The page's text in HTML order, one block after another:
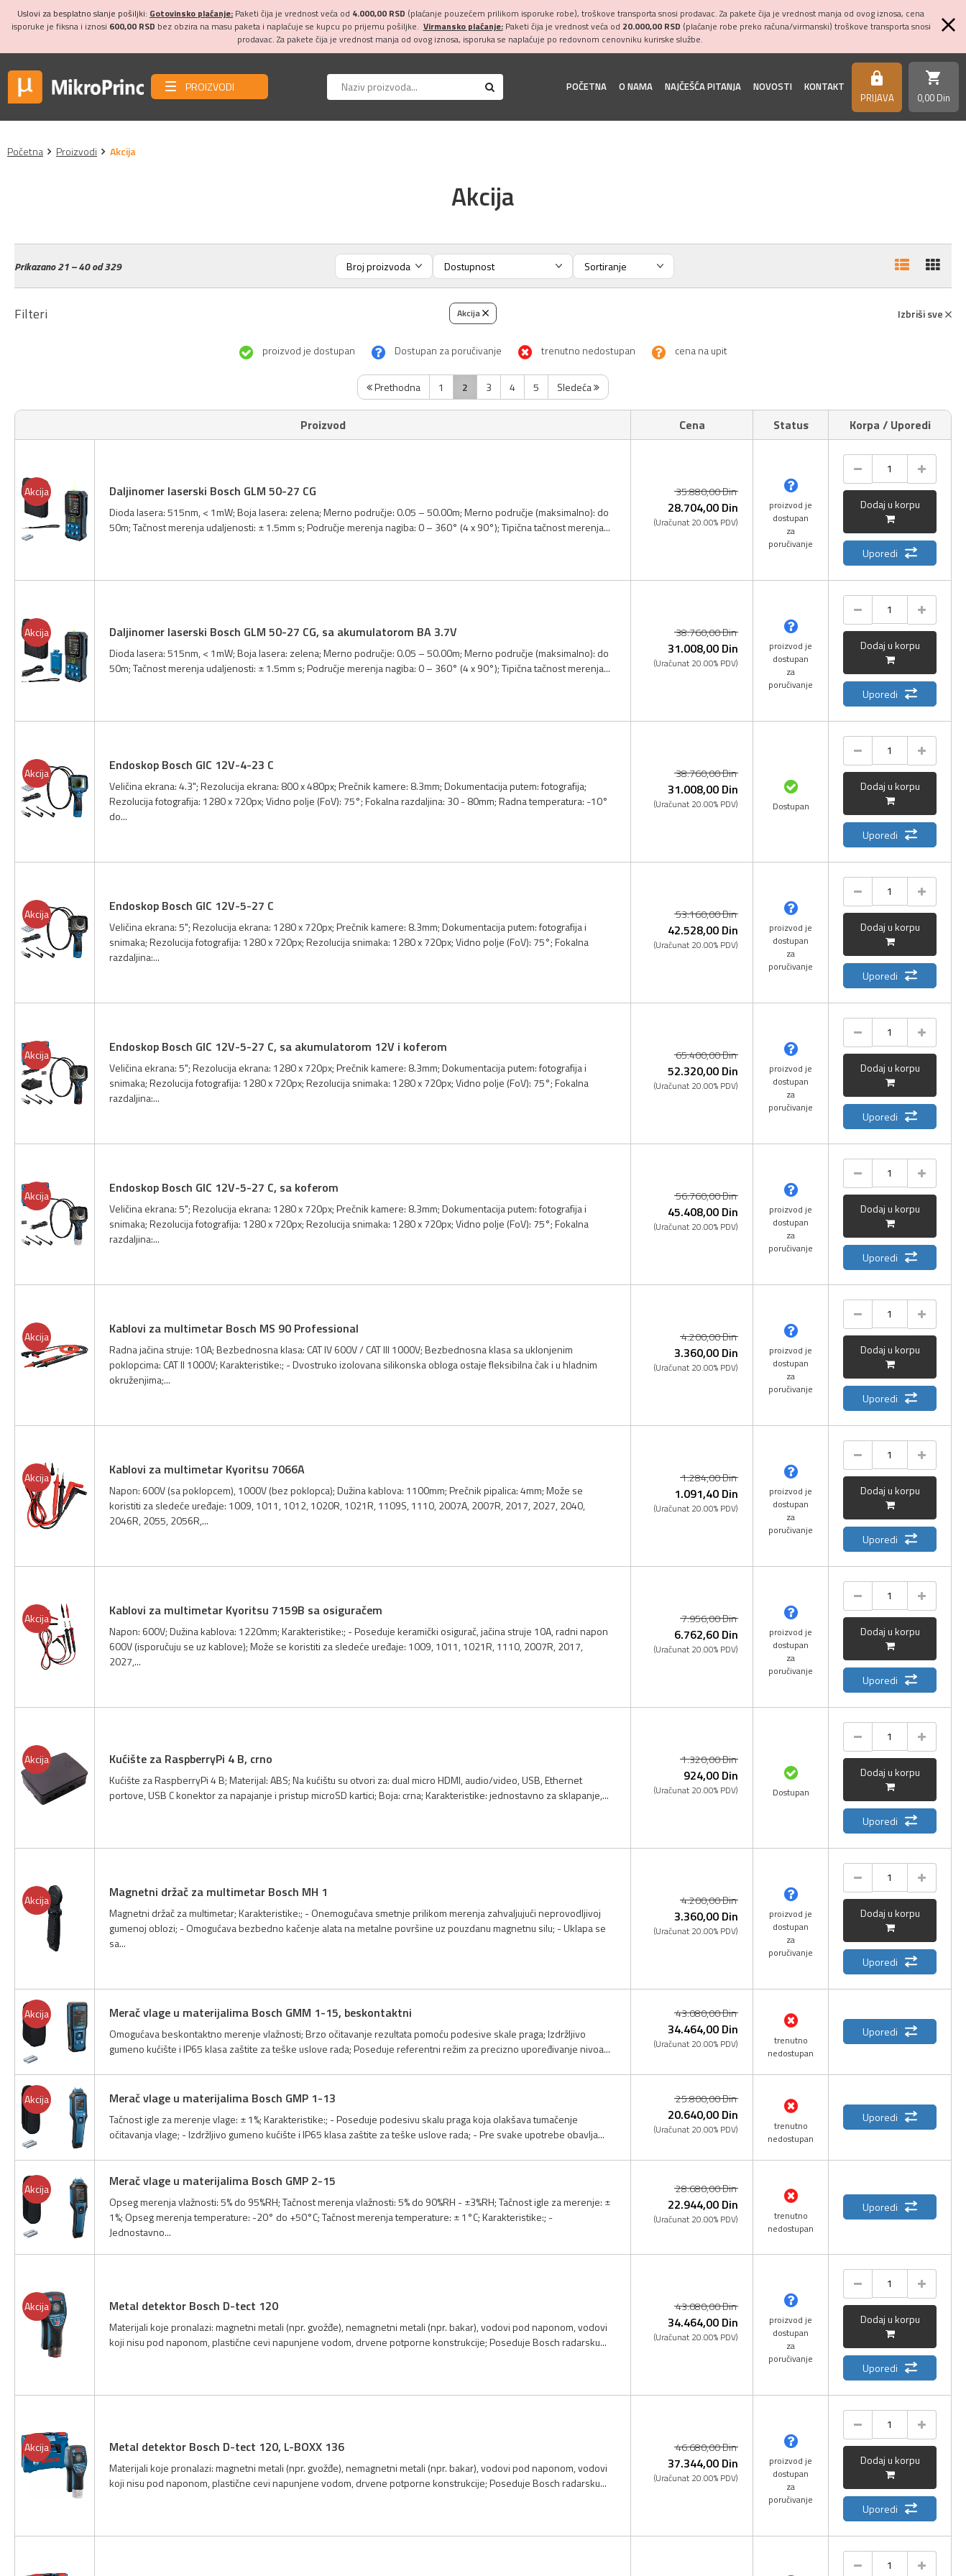
Uslovi za besplatno slanje pošiljki: Gotovinsko plaćanje: Paketi čija je vrednost veća od 4.000,00 RSD (plaćanje pouzećem prilikom isporuke robe), troškove transporta snosi prodavac. Za pakete čija je vrednost manja od ovog iznosa, cena
isporuke je fiksna i iznosi 600,00 RSD bez obzira na masu paketa i naplaćuje se kupcu po prijemu pošiljke. Virmansko plaćanje:Paketi čija je vrednost veća od 20.000,00 RSD (plaćanje robe preko računa/virmanski) troškove transporta snosi
prodavac. Za pakete čija je vrednost manja od ovog iznosa, isporuka se naplaćuje po redovnom cenovniku kurirske službe.
PROIZVODI POČETNA O NAMA NAJČEŠĆA PITANJA NOVOSTI KONTAKT https
PRIJAVA
shopping_cart
0,00 Din
Početna Proizvodi Akcija
Akcija
Prikazano21 – 40 od 329
Filteri Akcija Izbriši sve
proizvod je dostupan Dostupan za poručivanje trenutno nedostupan cena na upit
Prethodna 1 2 3 4 5 Sledeća
Proizvod Cena Status Korpa / Uporedi
Akcija Daljinomer laserski Bosch GLM 50-27 CG
Dioda lasera: 515nm, < 1mW; Boja lasera: zelena; Merno područje: 0.05 – 50.00m; Merno područje (maksimalno): do
50m; Tačnost merenja udaljenosti: ± 1.5mm s; Područje merenja nagiba: 0 – 360° (4 x 90°); Tipična tačnost merenja...
35.880,00Din
28.704,00 Din
(Uračunat 20.00% PDV)
proizvod je
dostupan
za
poručivanje
Dodaj u korpu
Uporedi
Akcija Daljinomer laserski Bosch GLM 50-27 CG, sa akumulatorom BA 3.7V
Dioda lasera: 515nm, < 1mW; Boja lasera: zelena; Merno područje: 0.05 – 50.00m; Merno područje (maksimalno): do
50m; Tačnost merenja udaljenosti: ± 1.5mm s; Područje merenja nagiba: 0 – 360° (4 x 90°); Tipična tačnost merenja...
38.760,00Din
31.008,00 Din
(Uračunat 20.00% PDV)
proizvod je
dostupan
za
poručivanje
Dodaj u korpu
Uporedi
Akcija Endoskop Bosch GIC 12V-4-23 C
Veličina ekrana: 4.3"; Rezolucija ekrana: 800 x 480px; Prečnik kamere: 8.3mm; Dokumentacija putem: fotografija;
Rezolucija fotografija: 1280 x 720px; Vidno polje (FoV): 75°; Fokalna razdaljina: 30 - 80mm; Radna temperatura: -10°
do...
38.760,00Din
31.008,00 Din
(Uračunat 20.00% PDV) Dostupan
Dodaj u korpu
Uporedi
Akcija Endoskop Bosch GIC 12V-5-27 C
Veličina ekrana: 5"; Rezolucija ekrana: 1280 x 720px; Prečnik kamere: 8.3mm; Dokumentacija putem: fotografija i
snimaka; Rezolucija fotografija: 1280 x 720px; Rezolucija snimaka: 1280 x 720px; Vidno polje (FoV): 75°; Fokalna
razdaljina:...
53.160,00Din
42.528,00 Din
(Uračunat 20.00% PDV)
proizvod je
dostupan
za
poručivanje
Dodaj u korpu
Uporedi
Akcija Endoskop Bosch GIC 12V-5-27 C, sa akumulatorom 12V i koferom
Veličina ekrana: 5"; Rezolucija ekrana: 1280 x 720px; Prečnik kamere: 8.3mm; Dokumentacija putem: fotografija i
snimaka; Rezolucija fotografija: 1280 x 720px; Rezolucija snimaka: 1280 x 720px; Vidno polje (FoV): 75°; Fokalna
razdaljina:...
65.400,00Din
52.320,00 Din
(Uračunat 20.00% PDV)
proizvod je
dostupan
za
poručivanje
Dodaj u korpu
Uporedi
Akcija Endoskop Bosch GIC 12V-5-27 C, sa koferom
Veličina ekrana: 5"; Rezolucija ekrana: 1280 x 720px; Prečnik kamere: 8.3mm; Dokumentacija putem: fotografija i
snimaka; Rezolucija fotografija: 1280 x 720px; Rezolucija snimaka: 1280 x 720px; Vidno polje (FoV): 75°; Fokalna
razdaljina:...
56.760,00Din
45.408,00 Din
(Uračunat 20.00% PDV)
proizvod je
dostupan
za
poručivanje
Dodaj u korpu
Uporedi
Akcija Kablovi za multimetar Bosch MS 90 Professional
Radna jačina struje: 10A; Bezbednosna klasa: CAT IV 600V / CAT III 1000V; Bezbednosna klasa sa uklonjenim
poklopcima: CAT II 1000V; Karakteristike:; - Dvostruko izolovana silikonska obloga ostaje fleksibilna čak i u hladnim
okruženjima;...
4.200,00Din
3.360,00 Din
(Uračunat 20.00% PDV)
proizvod je
dostupan
za
poručivanje
Dodaj u korpu
Uporedi
Akcija Kablovi za multimetar Kyoritsu 7066A
Napon: 600V (sa poklopcem), 1000V (bez poklopca); Dužina kablova: 1100mm; Prečnik pipalica: 4mm; Može se
koristiti za sledeće uređaje: 1009, 1011, 1012, 1020R, 1021R, 1109S, 1110, 2007A, 2007R, 2017, 2027, 2040,
2046R, 2055, 2056R,...
1.284,00Din
1.091,40 Din
(Uračunat 20.00% PDV)
proizvod je
dostupan
za
poručivanje
Dodaj u korpu
Uporedi
Akcija Kablovi za multimetar Kyoritsu 7159B sa osiguračem
Napon: 600V; Dužina kablova: 1220mm; Karakteristike:; - Poseduje keramički osigurač, jačina struje 10A, radni napon
600V (isporučuju se uz kablove); Može se koristiti za sledeće uređaje: 1009, 1011, 1021R, 1110, 2007R, 2017,
2027,...
7.956,00Din
6.762,60 Din
(Uračunat 20.00% PDV)
proizvod je
dostupan
za
poručivanje
Dodaj u korpu
Uporedi
Akcija Kućište za RaspberryPi 4 B, crno
Kućište za RaspberryPi 4 B; Materijal: ABS; Na kućištu su otvori za: dual micro HDMI, audio/video, USB, Ethernet
portove, USB C konektor za napajanje i pristup microSD kartici; Boja: crna; Karakteristike: jednostavno za sklapanje,...
1.320,00Din
924,00 Din
(Uračunat 20.00% PDV) Dostupan
Dodaj u korpu
Uporedi
Akcija Magnetni držač za multimetar Bosch MH 1
Magnetni držač za multimetar; Karakteristike:; - Onemogućava smetnje prilikom merenja zahvaljujući neprovodljivoj
gumenoj oblozi; - Omogućava bezbedno kačenje alata na metalne površine uz pouzdanu magnetnu silu; - Uklapa se
sa...
4.200,00Din
3.360,00 Din
(Uračunat 20.00% PDV)
proizvod je
dostupan
za
poručivanje
Dodaj u korpu
Uporedi
Akcija Merač vlage u materijalima Bosch GMM 1-15, beskontaktni
Omogućava beskontaktno merenje vlažnosti; Brzo očitavanje rezultata pomoću podesive skale praga; Izdržljivo
gumeno kućište i IP65 klasa zaštite za teške uslove rada; Poseduje referentni režim za precizno upoređivanje nivoa...
43.080,00Din
34.464,00 Din
(Uračunat 20.00% PDV)
trenutno
nedostupan
Uporedi
Akcija Merač vlage u materijalima Bosch GMP 1-13
Tačnost igle za merenje vlage: ± 1%; Karakteristike:; - Poseduje podesivu skalu praga koja olakšava tumačenje
očitavanja vlage; - Izdržljivo gumeno kućište i IP65 klasa zaštite za teške uslove rada; - Pre svake upotrebe obavlja...
25.800,00Din
20.640,00 Din
(Uračunat 20.00% PDV)
trenutno
nedostupan
Uporedi
Akcija Merač vlage u materijalima Bosch GMP 2-15
Opseg merenja vlažnosti: 5% do 95%RH; Tačnost merenja vlažnosti: 5% do 90%RH - ±3%RH; Tačnost igle za merenje: ±
1%; Opseg merenja temperature: -20° do +50°C; Tačnost merenja temperature: ± 1°C; Karakteristike:; -
Jednostavno...
28.680,00Din
22.944,00 Din
(Uračunat 20.00% PDV)
trenutno
nedostupan
Uporedi
Akcija Metal detektor Bosch D-tect 120
Materijali koje pronalazi: magnetni metali (npr. gvožđe), nemagnetni metali (npr. bakar), vodovi pod naponom, vodovi
koji nisu pod naponom, plastične cevi napunjene vodom, drvene potporne konstrukcije; Poseduje Bosch radarsku...
43.080,00Din
34.464,00 Din
(Uračunat 20.00% PDV)
proizvod je
dostupan
za
poručivanje
Dodaj u korpu
Uporedi
Akcija Metal detektor Bosch D-tect 120, L-BOXX 136
Materijali koje pronalazi: magnetni metali (npr. gvožđe), nemagnetni metali (npr. bakar), vodovi pod naponom, vodovi
koji nisu pod naponom, plastične cevi napunjene vodom, drvene potporne konstrukcije; Poseduje Bosch radarsku...
46.680,00Din
37.344,00 Din
(Uračunat 20.00% PDV)
proizvod je
dostupan
za
poručivanje
Dodaj u korpu
Uporedi